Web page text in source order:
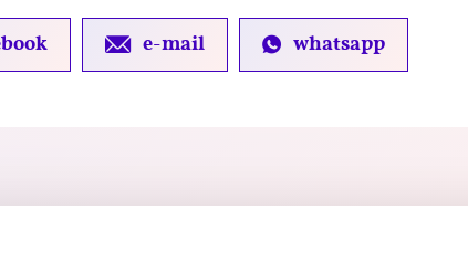
e-mail whatsapp